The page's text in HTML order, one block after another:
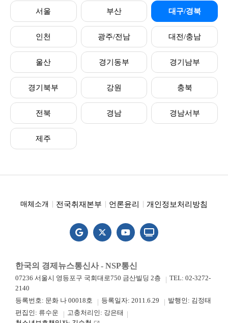
서울 부산 대구/경북
인천 광주/전남 대전/충남
울산 경기동부 경기남부
경기북부 강원 충북
전북 경남 경남서부
제주
매체소개 전국취재본부 언론윤리 개인정보처리방침
한국의 경제뉴스통신사 - NSP통신
07236 서울시 영등포구 국회대로750 금산빌딩 2층
TEL: 02-3272-
2140
등록번호: 문화 나 00018호
등록일자: 2011.6.29
발행인: 김정태
편집인: 류수운
고충처리인: 강은태